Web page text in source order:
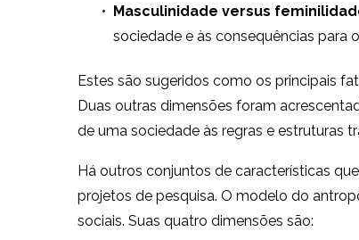
Masculinidade versus
sociedade e às consequências para
Estes são sugeridos como os principais
Duas outras dimensões foram
de uma sociedade às regras e estruturas
Há outros conjuntos de características
projetos de pesquisa. O modelo do
sociais. Suas quatro dimensões são: